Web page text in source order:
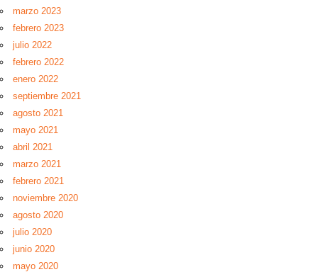
marzo 2023
febrero 2023
julio 2022
febrero 2022
enero 2022
septiembre 2021
agosto 2021
mayo 2021
abril 2021
marzo 2021
febrero 2021
noviembre 2020
agosto 2020
julio 2020
junio 2020
mayo 2020